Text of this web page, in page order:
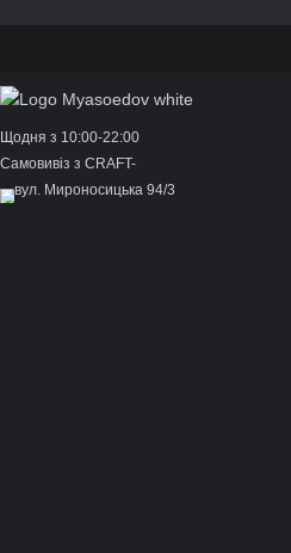
Щодня з 10:00-22:00
Самовивіз з CRAFT-
вул. Мироносицька 94/3